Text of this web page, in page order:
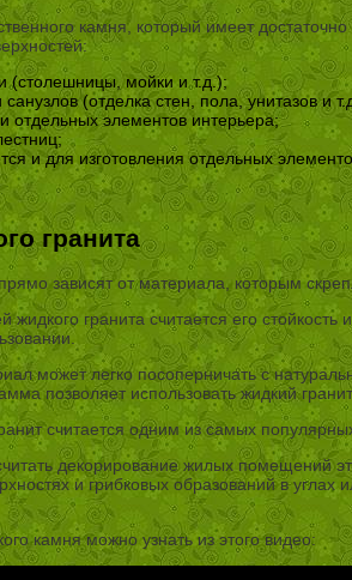
камня, который имеет
(столешницы, мойки и т.д.);
(отделка стен, пола, унитазов и
отдельных элементов интерьера;
и для изготовления отдельных
гранита
зависят от материала, которым
жидкого гранита считается его
может легко посоперничать с
позволяет использовать жидкий
считается одним из самых
декорирование жилых помещений
и грибковых образований в
камня можно узнать из этого видео: